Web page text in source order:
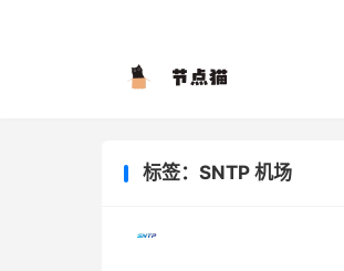
标签：SNTP 机场